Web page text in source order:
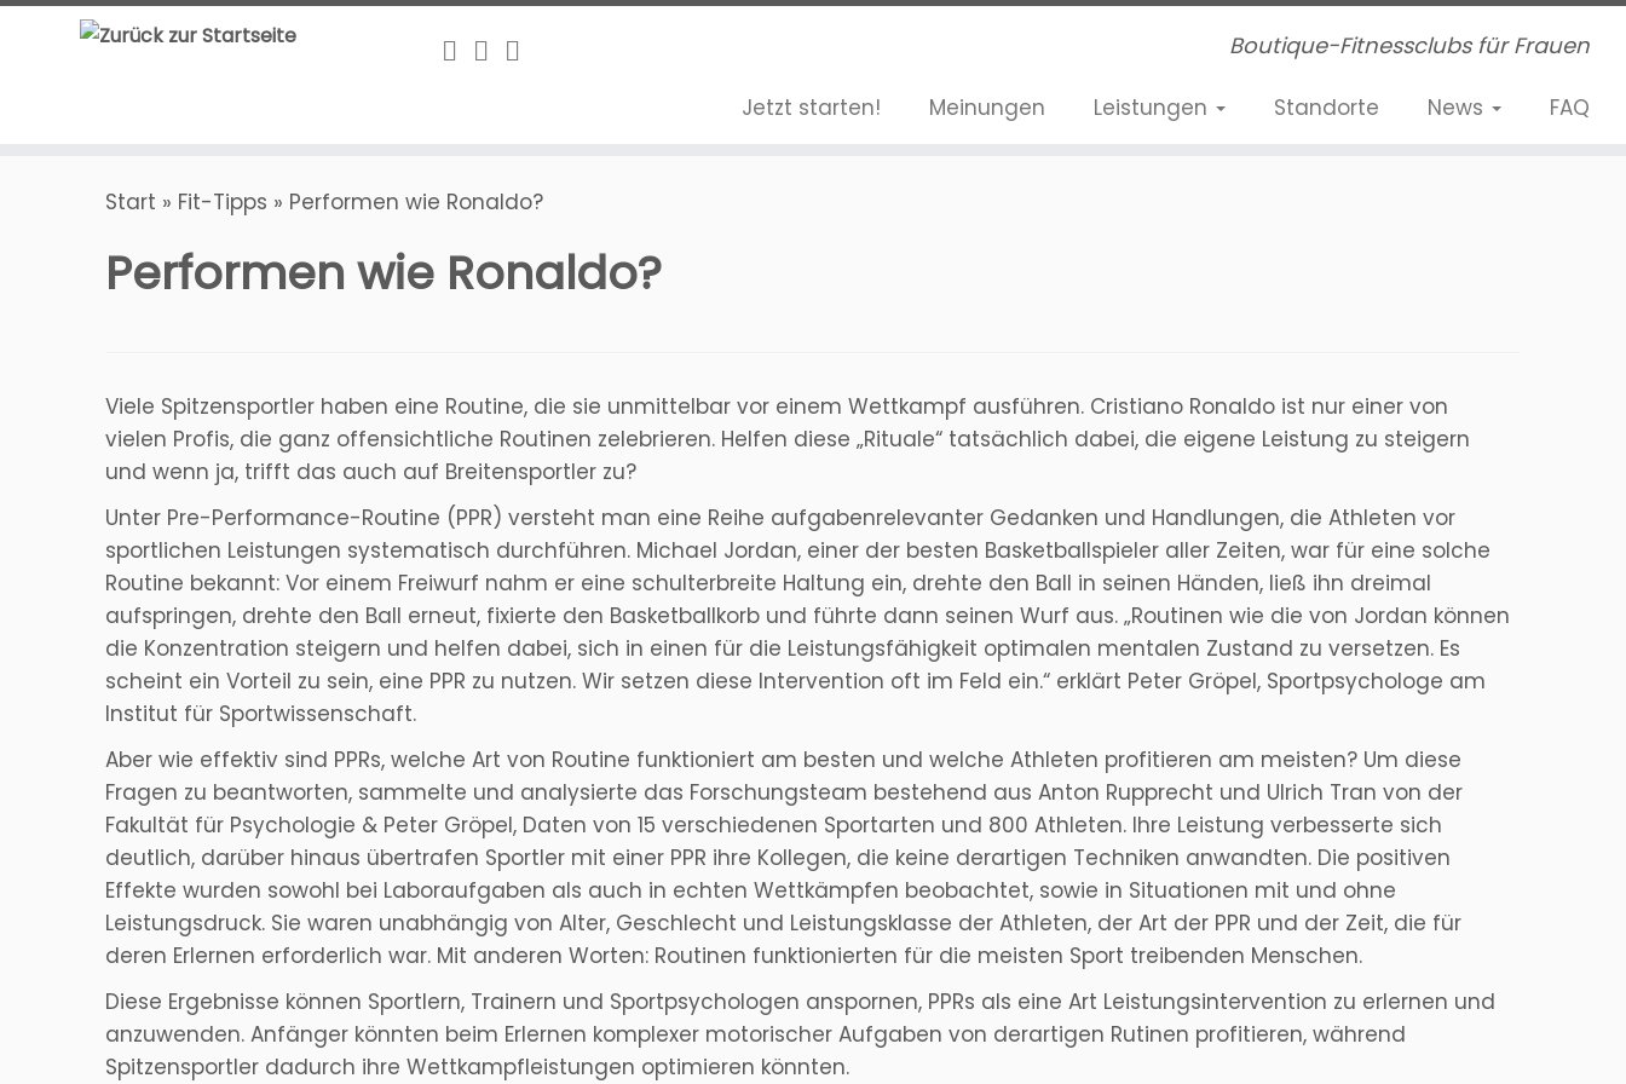
Zum
Boutique-Fitnessclubs für Frauen
Jetzt starten! Meinungen Leistungen Standorte News FAQ
Start » Fit-Tipps » Performen wie Ronaldo?
Performen wie Ronaldo?
Viele Spitzensportler haben eine Routine, die sie unmittelbar vor einem Wettkampf ausführen. Cristiano Ronaldo ist nur einer von
vielen Profis, die ganz offensichtliche Routinen zelebrieren. Helfen diese „Rituale“ tatsächlich dabei, die eigene Leistung zu steigern
und wenn ja, trifft das auch auf Breitensportler zu?
Unter Pre-Performance-Routine (PPR) versteht man eine Reihe aufgabenrelevanter Gedanken und Handlungen, die Athleten vor
sportlichen Leistungen systematisch durchführen. Michael Jordan, einer der besten Basketballspieler aller Zeiten, war für eine solche
Routine bekannt: Vor einem Freiwurf nahm er eine schulterbreite Haltung ein, drehte den Ball in seinen Händen, ließ ihn dreimal
aufspringen, drehte den Ball erneut, fixierte den Basketballkorb und führte dann seinen Wurf aus. „Routinen wie die von Jordan können
die Konzentration steigern und helfen dabei, sich in einen für die Leistungsfähigkeit optimalen mentalen Zustand zu versetzen. Es
scheint ein Vorteil zu sein, eine PPR zu nutzen. Wir setzen diese Intervention oft im Feld ein.“ erklärt Peter Gröpel, Sportpsychologe am
Institut für Sportwissenschaft.
Aber wie effektiv sind PPRs, welche Art von Routine funktioniert am besten und welche Athleten profitieren am meisten? Um diese
Fragen zu beantworten, sammelte und analysierte das Forschungsteam bestehend aus Anton Rupprecht und Ulrich Tran von der
Fakultät für Psychologie & Peter Gröpel, Daten von 15 verschiedenen Sportarten und 800 Athleten. Ihre Leistung verbesserte sich
deutlich, darüber hinaus übertrafen Sportler mit einer PPR ihre Kollegen, die keine derartigen Techniken anwandten. Die positiven
Effekte wurden sowohl bei Laboraufgaben als auch in echten Wettkämpfen beobachtet, sowie in Situationen mit und ohne
Leistungsdruck. Sie waren unabhängig von Alter, Geschlecht und Leistungsklasse der Athleten, der Art der PPR und der Zeit, die für
deren Erlernen erforderlich war. Mit anderen Worten: Routinen funktionierten für die meisten Sport treibenden Menschen.
Diese Ergebnisse können Sportlern, Trainern und Sportpsychologen anspornen, PPRs als eine Art Leistungsintervention zu erlernen und
anzuwenden. Anfänger könnten beim Erlernen komplexer motorischer Aufgaben von derartigen Rutinen profitieren, während
Spitzensportler dadurch ihre Wettkampfleistungen optimieren könnten.